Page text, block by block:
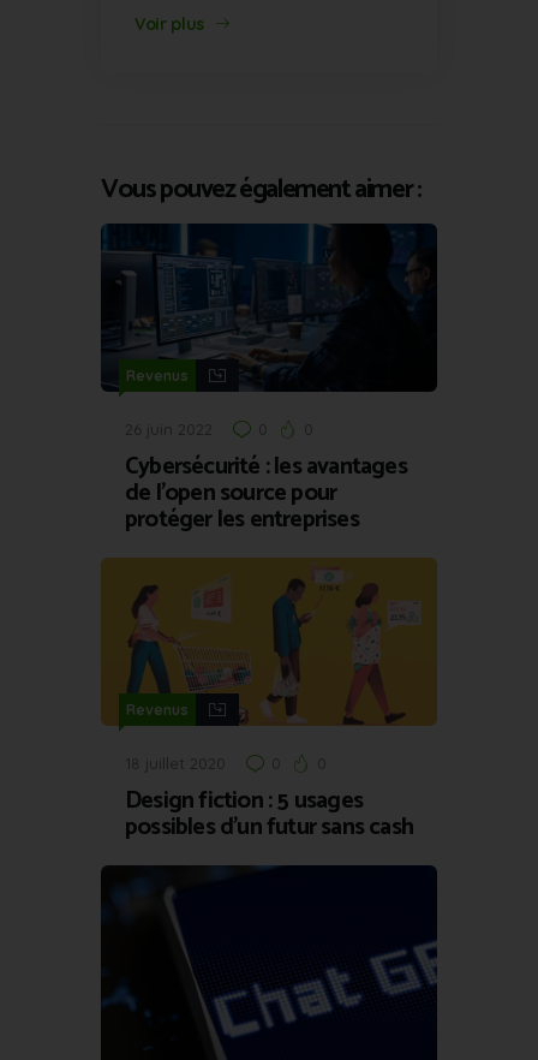
Voir plus
Vous pouvez également aimer :
Revenus
26 juin 2022 0 0
Cybersécurité : les avantages
de l’open source pour
protéger les entreprises
Revenus
18 juillet 2020 0 0
Design fiction : 5 usages
possibles d’un futur sans cash